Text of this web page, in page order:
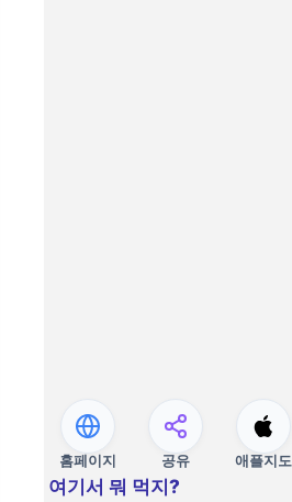
홈페이지 공유 애플지도
여기서 뭐 먹지?